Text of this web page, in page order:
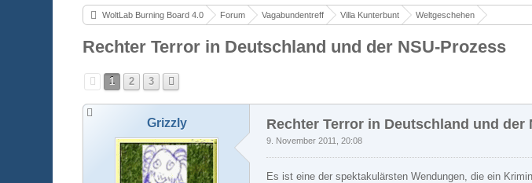
WoltLab Burning Board 4.0 Forum Vagabundentreff Villa Kunterbunt Weltgeschehen
Rechter Terror in Deutschland und der NSU-Prozess
1 2 3
Grizzly Rechter Terror in Deutschland und der
9. November 2011, 20:08
Es ist eine der spektakulärsten Wendungen, die ein